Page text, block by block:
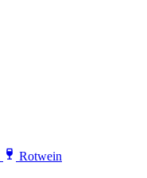
Rotwein